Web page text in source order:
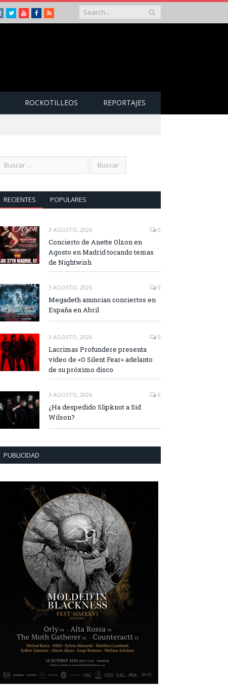
Instagram
TwitterYoutubeFacebook
RSS
ROCKOTILLEOS REPORTAJES
RECIENTES POPULARES
3 AGOSTO, 2026 0
Concierto de Anette Olzon en
Agosto en Madrid tocando temas
de Nightwish
3 AGOSTO, 2026 0
Megadeth anuncian conciertos en
España en Abril
3 AGOSTO, 2026 0
Lacrimas Profundere presenta
vídeo de «O Silent Fear» adelanto
de su próximo disco
3 AGOSTO, 2026 0
¿Ha despedido Slipknot a Sid
Wilson?
PUBLICIDAD